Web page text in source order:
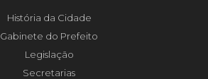
História da Cidade
Gabinete do Prefeito
Legislação
Secretarias